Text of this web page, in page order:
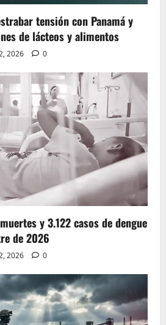
tensión con Panamá y
de lácteos y alimentos
2026 0
y 3.122 casos de dengue
de 2026
2026 0